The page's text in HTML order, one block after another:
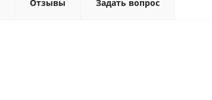
Отзывы Задать вопрос